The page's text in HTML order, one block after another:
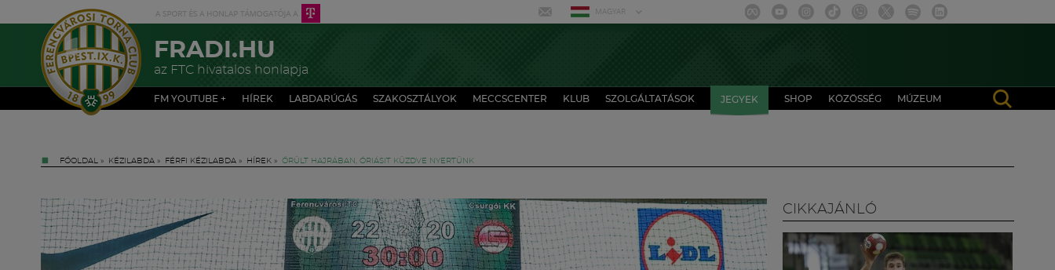
MAGYAR
FRADI.HU
az FTC hivatalos honlapja
FM YOUTUBE + HÍREK LABDARÚGÁS SZAKOSZTÁLYOK MECCSCENTER KLUB SZOLGÁLTATÁSOK JEGYEK SHOP KÖZÖSSÉG MÚZEUM
FŐOLDAL » KÉZILABDA » FÉRFI KÉZILABDA » HÍREK » ŐRÜLT HAJRÁBAN, ÓRIÁSIT KÜZDVE NYERTÜNK
CIKKAJÁNLÓ